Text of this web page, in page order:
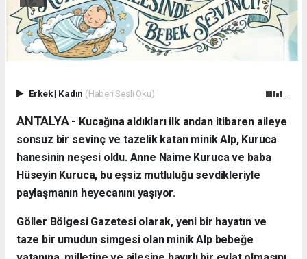
Erkek| Kadın (Haberi Sesli Oku)
ANTALYA - ​ Kucağına aldıkları ilk andan itibaren aileye
sonsuz bir sevinç ve tazelik katan minik Alp, Kuruca
hanesinin neşesi oldu. Anne Naime Kuruca ve baba
Hüseyin Kuruca, bu eşsiz mutluluğu sevdikleriyle
paylaşmanın heyecanını yaşıyor.
​Göller Bölgesi Gazetesi olarak, yeni bir hayatın ve
taze bir umudun simgesi olan minik Alp bebeğe